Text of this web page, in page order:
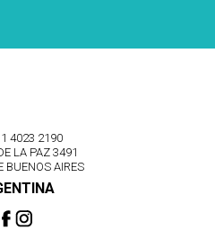
4023 2190
LA PAZ 3491
BUENOS AIRES